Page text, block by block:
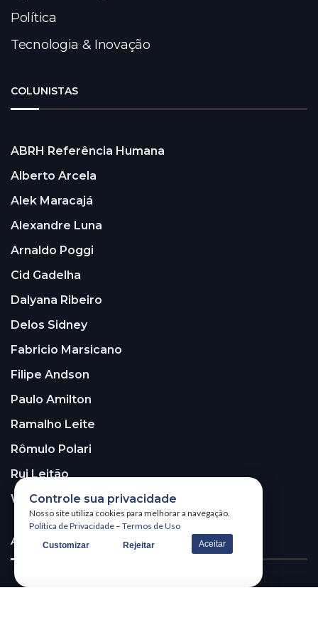
Política
Tecnologia & Inovação
COLUNISTAS
ABRH Referência Humana
Alberto Arcela
Alek Maracajá
Alexandre Luna
Arnaldo Poggi
Cid Gadelha
Dalyana Ribeiro
Delos Sidney
Fabricio Marsicano
Filipe Andson
Paulo Amilton
Ramalho Leite
Rômulo Polari
Rui Leitão
Walter Santos
ASSINE A NOSSA NEWSLETTER!
Controle sua privacidade
Nosso site utiliza cookies para melhorar a navegação.
Política de Privacidade – Termos de Uso
Customizar Rejeitar Aceitar